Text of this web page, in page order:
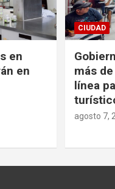
en
en
CIUDAD
más
línea
agosto 7,